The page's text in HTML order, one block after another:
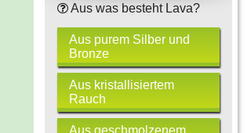
Aus was besteht Lava?
Aus purem Silber und
Bronze
Aus kristallisiertem
Rauch
Aus geschmolzenem